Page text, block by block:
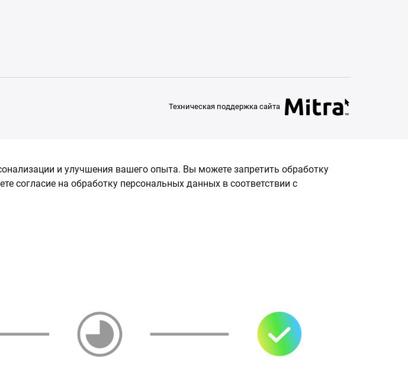
Техническая поддержка сайта
и улучшения вашего опыта. Вы можете запретить обработку
согласие на обработку персональных данных в соответствии с